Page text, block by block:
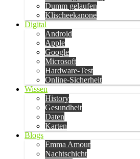
Dumm gelaufen
Klischeekanone
Digital
Android
Apple
Google
Microsoft
Hardware-Test
Online-Sicherheit
Wissen
History
Gesundheit
Daten
Karten
Blogs
Emma Amour
Nachtschicht